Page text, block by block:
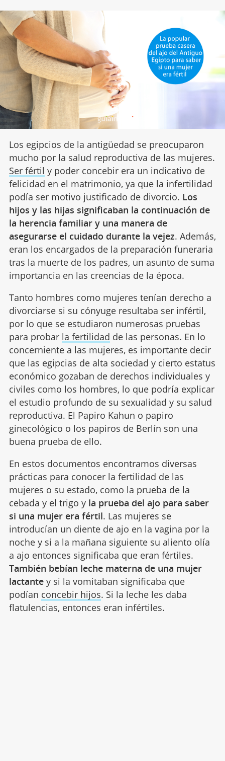
Los egipcios de la antigüedad se preocuparon
mucho por la salud reproductiva de las mujeres.
Ser fértil y poder concebir era un indicativo de
felicidad en el matrimonio, ya que la infertilidad
podía ser motivo justificado de divorcio. Los
hijos y las hijas significaban la continuación de
la herencia familiar y una manera de
asegurarse el cuidado durante la vejez. Además,
eran los encargados de la preparación funeraria
tras la muerte de los padres, un asunto de suma
importancia en las creencias de la época.
Tanto hombres como mujeres tenían derecho a
divorciarse si su cónyuge resultaba ser infértil,
por lo que se estudiaron numerosas pruebas
para probar la fertilidad de las personas. En lo
concerniente a las mujeres, es importante decir
que las egipcias de alta sociedad y cierto estatus
económico gozaban de derechos individuales y
civiles como los hombres, lo que podría explicar
el estudio profundo de su sexualidad y su salud
reproductiva. El Papiro Kahun o papiro
ginecológico o los papiros de Berlín son una
buena prueba de ello.
En estos documentos encontramos diversas
prácticas para conocer la fertilidad de las
mujeres o su estado, como la prueba de la
cebada y el trigo yla prueba del ajo para saber
si una mujer era fértil. Las mujeres se
introducían un diente de ajo en la vagina por la
noche y si a la mañana siguiente su aliento olía
a ajo entonces significaba que eran fértiles.
También bebían leche materna de una mujer
lactantey si la vomitaban significaba que
podían concebir hijos. Si la leche les daba
flatulencias, entonces eran infértiles.